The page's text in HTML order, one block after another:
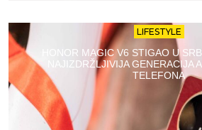
LIFESTYLE
HONOR MAGIC V6 STIGAO U
NAJIZDRŽLJIVIJA GENERACIJA
TELEFONA